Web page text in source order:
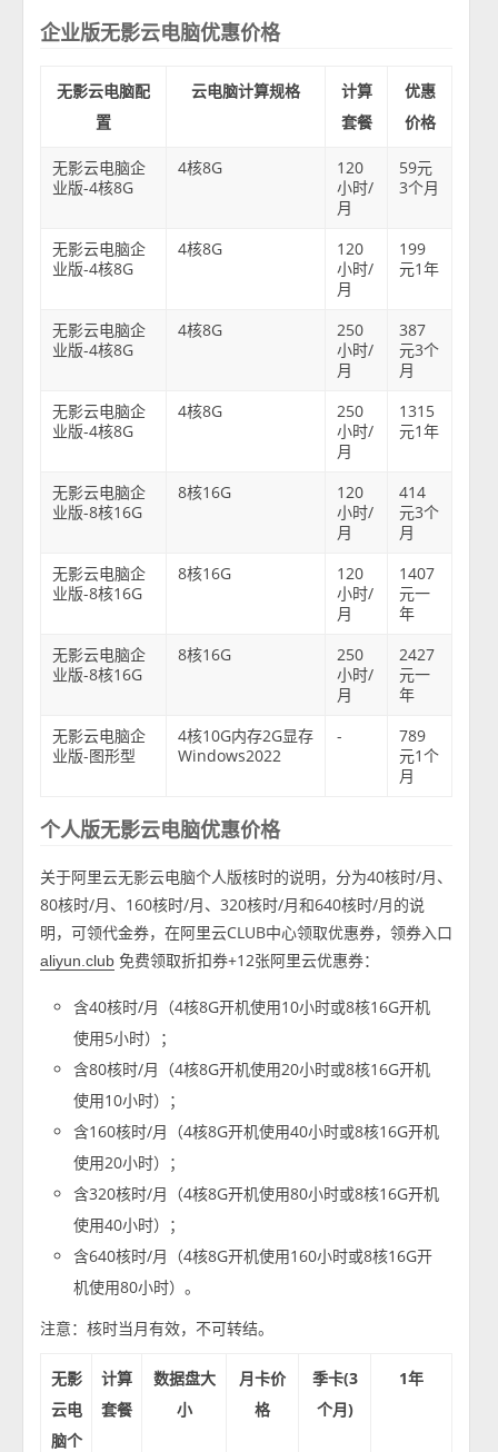
企业版无影云电脑优惠价格
无影云电脑配
置
云电脑计算规格
计算
套餐
优惠
价格
无影云电脑企
业版-4核8G
4核8G
120
小时/
月
59元
3个月
无影云电脑企
业版-4核8G
4核8G
120
小时/
月
199
元1年
无影云电脑企
业版-4核8G
4核8G
250
小时/
月
387
元3个
月
无影云电脑企
业版-4核8G
4核8G
250
小时/
月
1315
元1年
无影云电脑企
业版-8核16G
8核16G
120
小时/
月
414
元3个
月
无影云电脑企
业版-8核16G
8核16G
120
小时/
月
1407
元一
年
无影云电脑企
业版-8核16G
8核16G
250
小时/
月
2427
元一
年
无影云电脑企
业版-图形型
4核10G内存2G显存
Windows2022
-
789
元1个
月
个人版无影云电脑优惠价格
关于阿里云无影云电脑个人版核时的说明，分为40核时/月、
80核时/月、160核时/月、320核时/月和640核时/月的说
明，可领代金券，在阿里云CLUB中心领取优惠券，领券入口
aliyun.club 免费领取折扣券+12张阿里云优惠券：
含40核时/月（4核8G开机使用10小时或8核16G开机
使用5小时）；
含80核时/月（4核8G开机使用20小时或8核16G开机
使用10小时）；
含160核时/月（4核8G开机使用40小时或8核16G开机
使用20小时）；
含320核时/月（4核8G开机使用80小时或8核16G开机
使用40小时）；
含640核时/月（4核8G开机使用160小时或8核16G开
机使用80小时）。
注意：核时当月有效，不可转结。
无影
云电
脑个
计算
套餐
数据盘大
小
月卡价
格
季卡(3
个月)
1年